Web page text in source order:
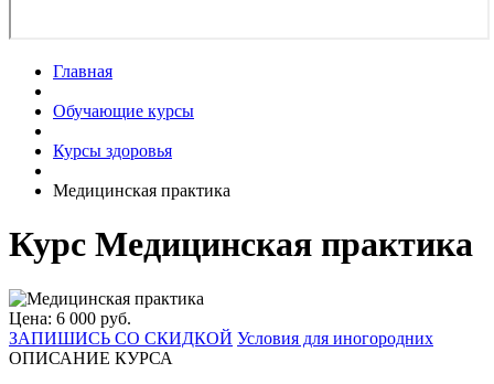
Главная
Обучающие курсы
Курсы здоровья
Медицинская практика
Курс Медицинская практика
Цена: 6 000 руб.
ЗАПИШИСЬ СО СКИДКОЙ Условия для иногородних
ОПИСАНИЕ КУРСА